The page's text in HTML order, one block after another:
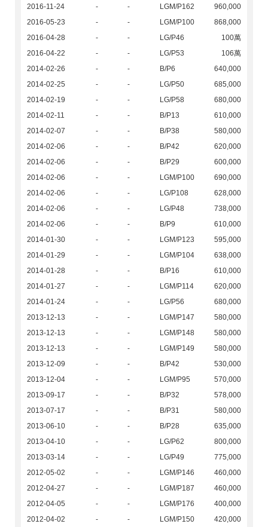
2016-11-24 - - LGM/P162
960,000
2016-05-23
- - LGM/P100
868,000
2016-04-28
- - LG/P46
100萬
2016-04-22
- - LG/P53
106萬
2014-02-26
- - B/P6
640,000
2014-02-25
- - LG/P50
685,000
2014-02-19
- - LG/P58
680,000
2014-02-11
- - B/P13
610,000
2014-02-07
- - B/P38
580,000
2014-02-06
- - B/P42
620,000
2014-02-06
- - B/P29
600,000
2014-02-06
- - LGM/P100
690,000
2014-02-06
- - LG/P108
628,000
2014-02-06
- - LG/P48
738,000
2014-02-06
- - B/P9
610,000
2014-01-30
- - LGM/P123
595,000
2014-01-29
- - LGM/P104
638,000
2014-01-28
- - B/P16
610,000
2014-01-27
- - LGM/P114
620,000
2014-01-24
- - LG/P56
680,000
2013-12-13
- - LGM/P147
580,000
2013-12-13
- - LGM/P148
580,000
2013-12-13
- - LGM/P149
580,000
2013-12-09
- - B/P42
530,000
2013-12-04
- - LGM/P95
570,000
2013-09-17
- - B/P32
578,000
2013-07-17
- - B/P31
580,000
2013-06-10
- - B/P28
635,000
2013-04-10
- - LG/P62
800,000
2013-03-14
- - LG/P49
775,000
2012-05-02
- - LGM/P146
460,000
2012-04-27
- - LGM/P187
460,000
2012-04-05
- - LGM/P176
400,000
2012-04-02
- - LGM/P150
420,000